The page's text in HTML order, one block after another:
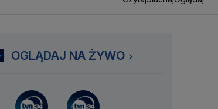
OGLĄDAJ NA ŻYWO